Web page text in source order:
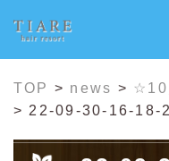
TOP > news > ☆10
> 22-09-30-16-18-